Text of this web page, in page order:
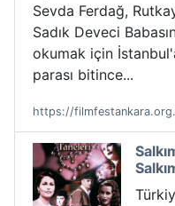
Sevda Ferdağ,
Sadık Deveci
okumak için
parası bitince...
https://